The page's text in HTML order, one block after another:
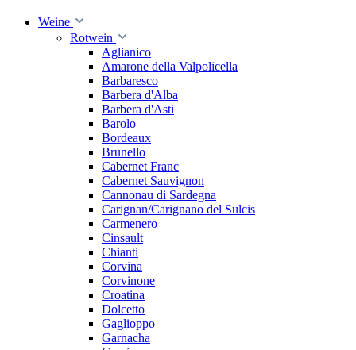
Weine
Rotwein
Aglianico
Amarone della Valpolicella
Barbaresco
Barbera d'Alba
Barbera d'Asti
Barolo
Bordeaux
Brunello
Cabernet Franc
Cabernet Sauvignon
Cannonau di Sardegna
Carignan/Carignano del Sulcis
Carmenero
Cinsault
Chianti
Corvina
Corvinone
Croatina
Dolcetto
Gaglioppo
Garnacha